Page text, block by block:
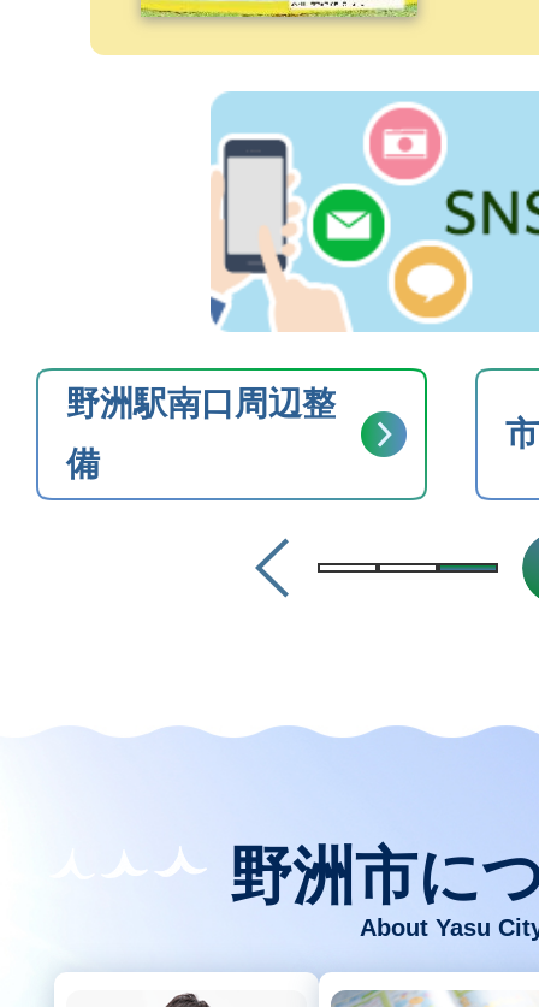
【令和8年8月分】みんなの
2026年08月02日
野洲市指定ごみ袋の購入制
2026年08月02日
博物館刊行物・販売品等の
2026年08月01日
部)・小規模保育園 入所申
2026年07月31日
枚
野洲駅南口周辺整
備
の
野洲市に
About Yasu